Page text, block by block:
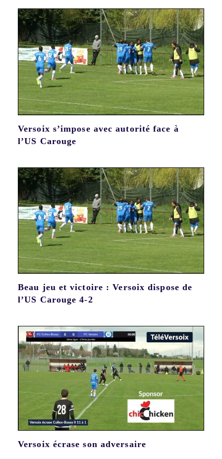
Versoix s’impose avec autorité face à
l’US Carouge
Beau jeu et victoire : Versoix dispose de
l’US Carouge 4-2
Versoix écrase son adversaire